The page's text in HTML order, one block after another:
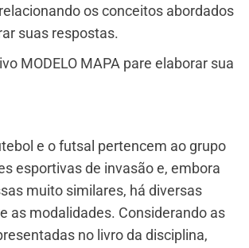
os conceitos abordados
suas respostas.
MODELO MAPA pare elaborar sua
e o futsal pertencem ao grupo
esportivas de invasão e, embora
muito similares, há diversas
as modalidades. Considerando as
no livro da disciplina,